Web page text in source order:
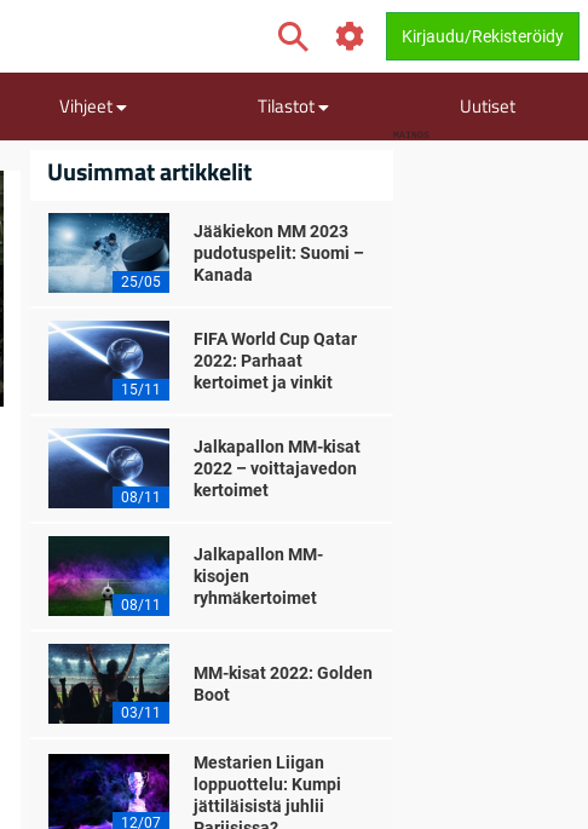
Kirjaudu/Rekisteröidy
Vihjeet Tilastot Uutiset
MAINOS
Uusimmat artikkelit
25/05
Jääkiekon MM 2023
pudotuspelit: Suomi –
Kanada
15/11
FIFA World Cup Qatar
2022: Parhaat
kertoimet ja vinkit
08/11
Jalkapallon MM-kisat
2022 – voittajavedon
kertoimet
08/11
Jalkapallon MM-
kisojen
ryhmäkertoimet
03/11
MM-kisat 2022: Golden
Boot
12/07
Mestarien Liigan
loppuottelu: Kumpi
jättiläisistä juhlii